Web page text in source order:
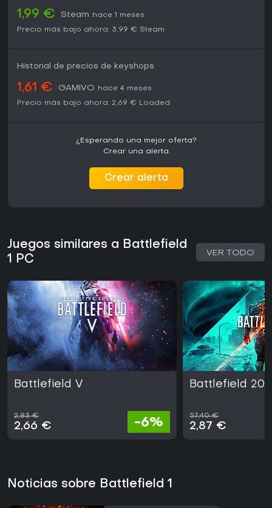
1,99 € Steam
hace 1 meses
Precio más bajo ahora: 3,99 € Steam
Historial de precios de keyshops
1,61 € GAMIVO
hace 4 meses
Precio más bajo ahora: 2,69 € Loaded
¿Esperando una mejor oferta?
Crear una alerta.
Crear alerta
Juegos similares a Battlefield
1 PC
VER TODO
Battlefield V
2,83 €
2,66 € -6%
Battlefield
57,40 €
2,87 €
Noticias sobre Battlefield 1